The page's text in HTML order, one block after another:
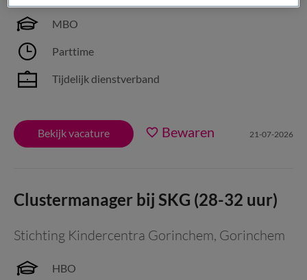
MBO
Parttime
Tijdelijk dienstverband
Bekijk vacature Bewaren 21-07-2026
Clustermanager bij SKG (28-32 uur)
Stichting Kindercentra Gorinchem, Gorinchem
HBO